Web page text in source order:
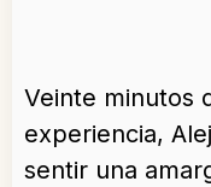
Veinte minutos
experiencia,
sentir una